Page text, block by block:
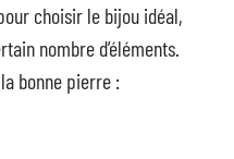
choisir le bijou idéal,
nombre d’éléments.
bonne pierre :